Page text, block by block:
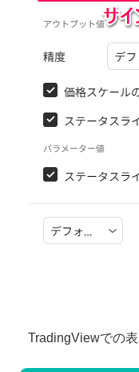
TradingViewでの